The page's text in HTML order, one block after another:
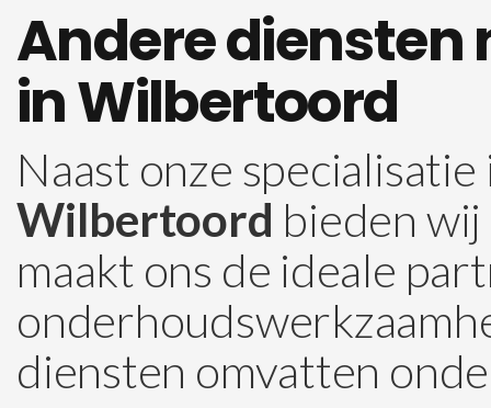
Andere diensten
in Wilbertoord
Naast onze
Wilbertoord bieden
maakt ons de ideale
diensten omvatten